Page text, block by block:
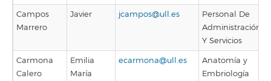
Campos
Marrero
Javier jcampos@ull.es
Personal De
Administración
Y Servicios
Carmona
Calero
Emilia
María
ecarmona@ull.es
Anatomía y
Embriología